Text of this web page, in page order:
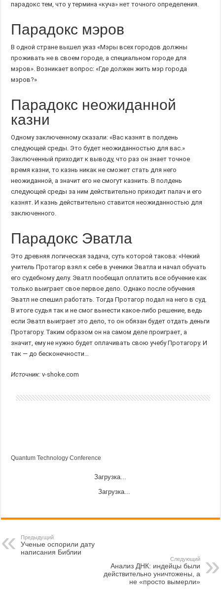
парадокс тем, что у термина «куча» нет точного определения.
Парадокс мэров
В одной стране вышел указ «Мэры всех городов должны
проживать не в своем городе, а специальном городе для
мэров». Возникает вопрос: «Где должен жить мэр города
мэров?»
Парадокс неожиданной
казни
Одному заключенному сказали: «Вас казнят в полдень
следующей среды. Это будет неожиданностью для вас.»
Заключенный приходит к выводу, что раз он знает точное
время казни, то казнь никак не сможет стать для него
неожиданной, а значит его не смогут казнить. В полдень
следующей среды за ним действительно приходит палач и его
казнят. И казнь действительно ставится неожиданностью для
заключенного.
Парадокс Эватла
Это древняя логическая задача, суть которой такова: «Некий
учитель Протагор взял к себе в ученики Эватла и начал обучать
его судебному делу. Эватл пообещал оплатить все обучение как
только выиграет свое первое дело. Однако после обучения
Эватл не спешил работать. Тогда Протагор подал на него в суд.
В итоге судья так и не смог вынести какое-либо решение, ведь
если Эватл выиграет это дело, то он обязан будет отдать деньги
Протагору. Таким образом он на самом деле проиграет, а
значит, ему не нужно будет оплачивать свою учебу Протагору. И
так — до бесконечности…
Источник: v-shoke.com
Quantum Technology Conference
Загрузка...
Загрузка...
Предыдущий
Ученые оспорили дату
написания Библии
Следующий
Анализ ДНК: индейцы были
действительно уничтожены, а
не «просто вымерли»